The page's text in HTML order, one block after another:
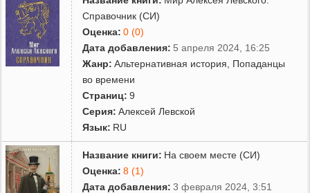
Справочник (СИ)
Оценка: 0 (0)
Дата добавления: 5 апреля 2024, 16:25
Жанр: Альтернативная история
Попаданцы
во времени
Страниц: 9
Серия: Алексей Левской
Язык: RU
Название книги: На своем месте (СИ)
Оценка: 8 (1)
Дата добавления: 3 февраля 2024, 3:51